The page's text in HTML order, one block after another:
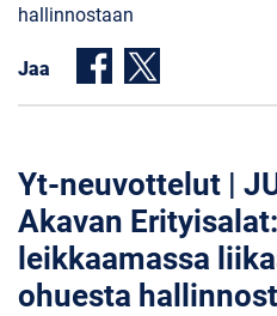
hallinnostaan
Jaa
Yt-neuvottelut |
Akavan
leikkaamassa
ohuesta